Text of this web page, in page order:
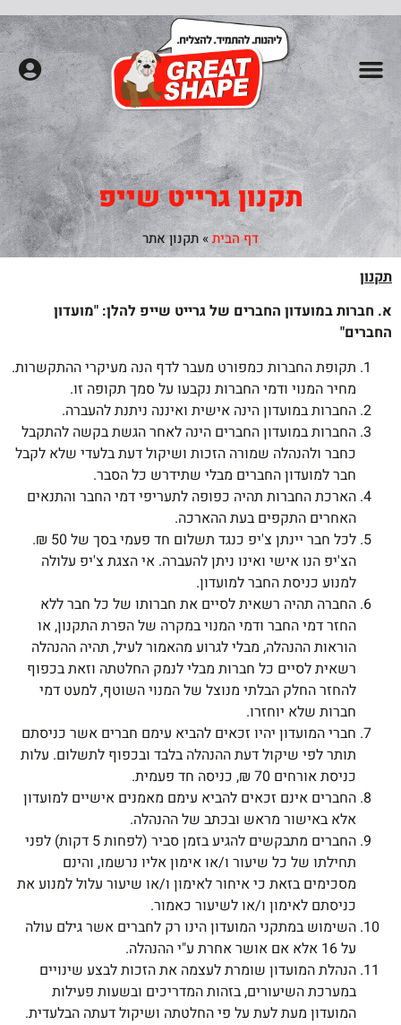
תקנון גרייט שייפ
דף הבית»תקנון אתר
תקנון
א. חברות במועדון החברים של גרייט שייפ להלן: "מועדון
החברים"
תקופת החברות כמפורט מעבר לדף הנה מעיקרי ההתקשרות.
מחיר המנוי ודמי החברות נקבעו על סמך תקופה זו.
החברות במועדון הינה אישית ואיננה ניתנת להעברה.
החברות במועדון החברים הינה לאחר הגשת בקשה להתקבל
כחבר ולהנהלה שמורה הזכות ושיקול דעת בלעדי שלא לקבל
חבר למועדון החברים מבלי שתידרש כל הסבר.
הארכת החברות תהיה כפופה לתעריפי דמי החבר והתנאים
האחרים התקפים בעת ההארכה.
לכל חבר יינתן צ'יפ כנגד תשלום חד פעמי בסך של 50 ₪.
הצ'יפ הנו אישי ואינו ניתן להעברה. אי הצגת צ'יפ עלולה
למנוע כניסת החבר למועדון.
החברה תהיה רשאית לסיים את חברותו של כל חבר ללא
החזר דמי החבר ודמי המנוי במקרה של הפרת התקנון, או
הוראות ההנהלה, מבלי לגרוע מהאמור לעיל, תהיה ההנהלה
רשאית לסיים כל חברות מבלי לנמק החלטתה וזאת בכפוף
להחזר החלק הבלתי מנוצל של המנוי השוטף, למעט דמי
חברות שלא יוחזרו.
חברי המועדון יהיו זכאים להביא עימם חברים אשר כניסתם
תותר לפי שיקול דעת ההנהלה בלבד ובכפוף לתשלום. עלות
כניסת אורחים 70 ₪, כניסה חד פעמית.
החברים אינם זכאים להביא עימם מאמנים אישיים למועדון
אלא באישור מראש ובכתב של ההנהלה.
החברים מתבקשים להגיע בזמן סביר (לפחות 5 דקות) לפני
תחילתו של כל שיעור ו/או אימון אליו נרשמו, והינם
מסכימים בזאת כי איחור לאימון ו/או שיעור עלול למנוע את
כניסתם לאימון ו/או לשיעור כאמור.
השימוש במתקני המועדון הינו רק לחברים אשר גילם עולה
על 16 אלא אם אושר אחרת ע"י ההנהלה.
הנהלת המועדון שומרת לעצמה את הזכות לבצע שינויים
במערכת השיעורים, בזהות המדריכים ובשעות פעילות
המועדון מעת לעת על פי החלטתה ושיקול דעתה הבלעדית.